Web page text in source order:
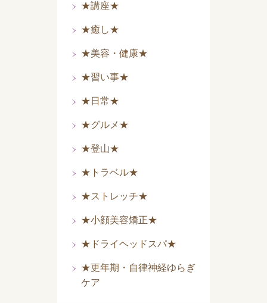
★講座★
★癒し★
★美容・健康★
★習い事★
★日常★
★グルメ★
★登山★
★トラベル★
★ストレッチ★
★小顔美容矯正★
★ドライヘッドスパ★
★更年期・自律神経ゆらぎ
ケア